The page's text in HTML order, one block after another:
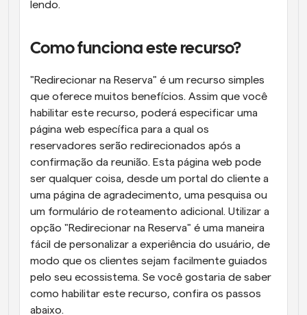
lendo.
Como funciona este recurso?
"Redirecionar na Reserva" é um recurso simples
que oferece muitos benefícios. Assim que você
habilitar este recurso, poderá especificar uma
página web específica para a qual os
reservadores serão redirecionados após a
confirmação da reunião. Esta página web pode
ser qualquer coisa, desde um portal do cliente a
uma página de agradecimento, uma pesquisa ou
um formulário de roteamento adicional. Utilizar a
opção "Redirecionar na Reserva" é uma maneira
fácil de personalizar a experiência do usuário, de
modo que os clientes sejam facilmente guiados
pelo seu ecossistema. Se você gostaria de saber
como habilitar este recurso, confira os passos
abaixo.